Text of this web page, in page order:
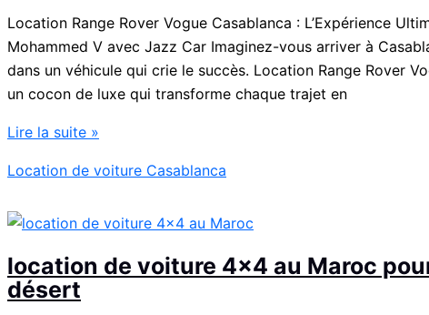
Location Range Rover Vogue Casablanca : L’Expérience
Mohammed V avec Jazz Car Imaginez-vous arriver à
dans un véhicule qui crie le succès. Location Range Rover
un cocon de luxe qui transforme chaque trajet en
Location
Rover
Casablanca
Lire la suite »
Location de voiture Casablanca
location de voiture 4×4 au Maroc
désert